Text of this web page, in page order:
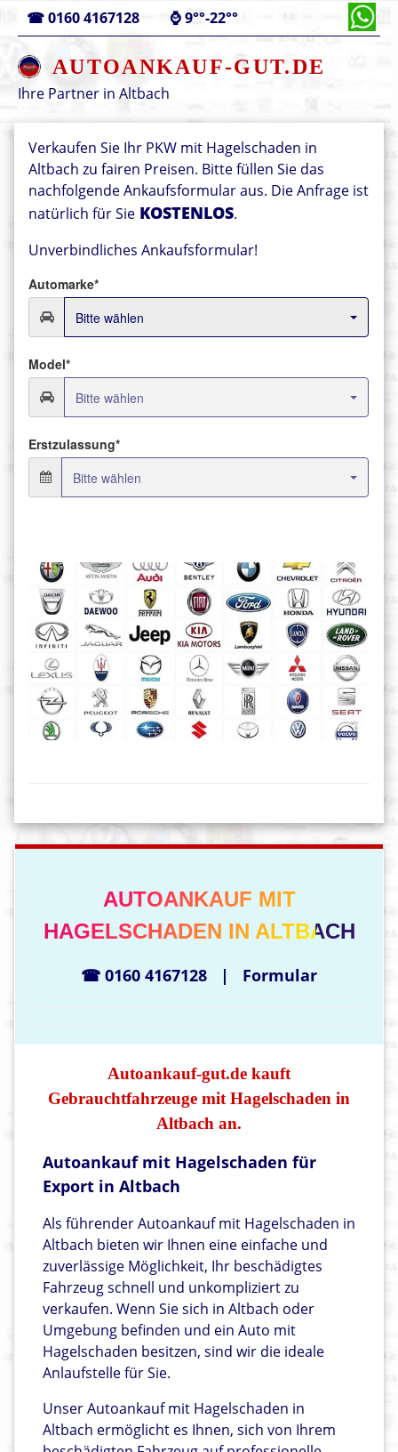
☎0160 4167128 ⌚9°°-22°°
AUTOANKAUF-GUT.DE
Ihre Partner in Altbach
Verkaufen Sie Ihr PKW mit Hagelschaden in
Altbach zu fairen Preisen. Bitte füllen Sie das
nachfolgende Ankaufsformular aus. Die Anfrage ist
natürlich für Sie KOSTENLOS.
Unverbindliches Ankaufsformular!
AUTOANKAUF MIT
HAGELSCHADEN IN ALTBACH
☎ 0160 4167128 | Formular
Autoankauf-gut.de kauft
Gebrauchtfahrzeuge mit Hagelschaden in
Altbach an.
Autoankauf mit Hagelschaden für
Export in Altbach
Als führender Autoankauf mit Hagelschaden in
Altbach bieten wir Ihnen eine einfache und
zuverlässige Möglichkeit, Ihr beschädigtes
Fahrzeug schnell und unkompliziert zu
verkaufen. Wenn Sie sich in Altbach oder
Umgebung befinden und ein Auto mit
Hagelschaden besitzen, sind wir die ideale
Anlaufstelle für Sie.
Unser Autoankauf mit Hagelschaden in
Altbach ermöglicht es Ihnen, sich von Ihrem